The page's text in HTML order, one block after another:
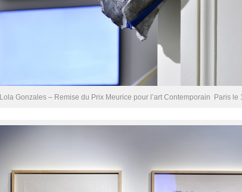
Lola Gonzales – Remise du Prix Meurice pour l’art Contemporain  Paris le